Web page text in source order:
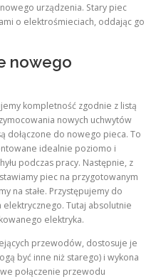
urządzenia. Stary piec
o elektrośmieciach, oddając go
nowego
kompletność zgodnie z listą
nowych uchwytów
dołączone do nowego pieca. To
idealnie poziomo i
podczas pracy. Następnie, z
piec na przygotowanym
na stałe. Przystępujemy do
elektrycznego. Tutaj absolutnie
elektryka.
przewodów, dostosuje je
być inne niż starego) i wykona
połączenie przewodu